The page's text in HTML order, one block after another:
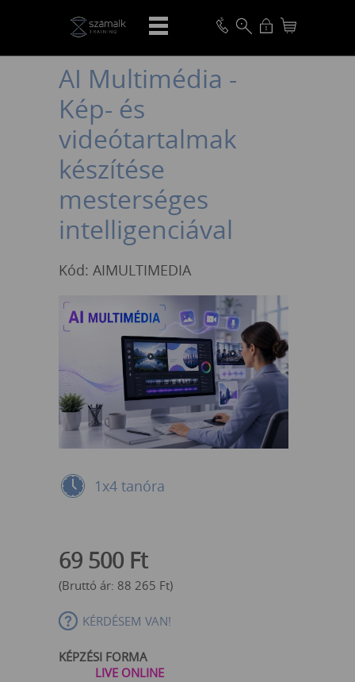
VISSZA
AI Multimédia -
Kép- és
videótartalmak
készítése
mesterséges
intelligenciával
Kód: AIMULTIMEDIA
1x4 tanóra
69 500 Ft
(Bruttó ár: 88 265 Ft)
KÉRDÉSEM VAN!
KÉPZÉSI FORMA
LIVE ONLINE